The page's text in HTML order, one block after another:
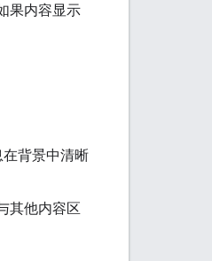
果内容显示
背景中清晰
其他内容区